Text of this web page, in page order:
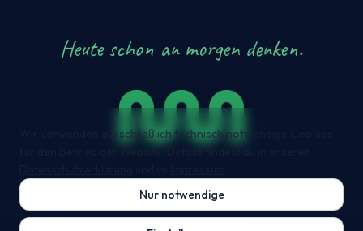
Heute schon an morgen denken.
Wir verwenden ausschließlich technisch notwendige Cookies
für den Betrieb der Website. Details findest du in unserer
Nur notwendige